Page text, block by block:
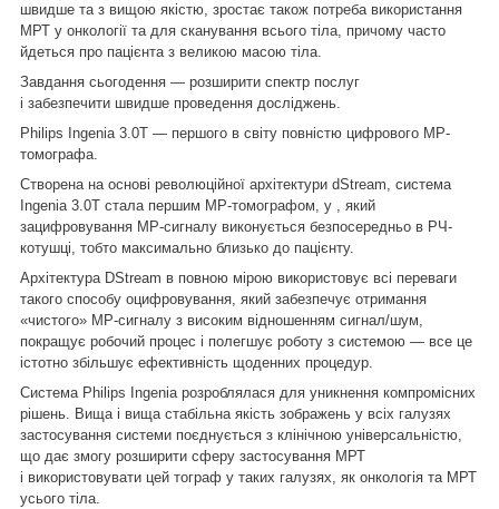
швидше та з вищою якістю, зростає також потреба використання
МРТ у онкології та для сканування всього тіла, причому часто
йдеться про пацієнта з великою масою тіла.
Завдання сьогодення — розширити спектр послуг
і забезпечити швидше проведення досліджень.
Philips Ingenia 3.0T — першого в світу повністю цифрового МР-
томографа.
Створена на основі революційної архітектури dStream, система
Ingenia 3.0T стала першим МР-томографом, у , який
зацифровування МР-сигналу виконується безпосередньо в РЧ-
котушці, тобто максимально близько до пацієнту.
Архітектура DStream в повною мірою використовує всі переваги
такого способу оцифровування, який забезпечує отримання
«чистого» МР-сигналу з високим відношенням сигнал/шум,
покращує робочий процес і полегшує роботу з системою — все це
істотно збільшує ефективність щоденних процедур.
Система Philips Ingenia розроблялася для уникнення компромісних
рішень. Вища і вища стабільна якість зображень у всіх галузях
застосування системи поєднується з клінічною універсальністю,
що дає змогу розширити сферу застосування МРТ
і використовувати цей тограф у таких галузях, як онкологія та МРТ
усього тіла.